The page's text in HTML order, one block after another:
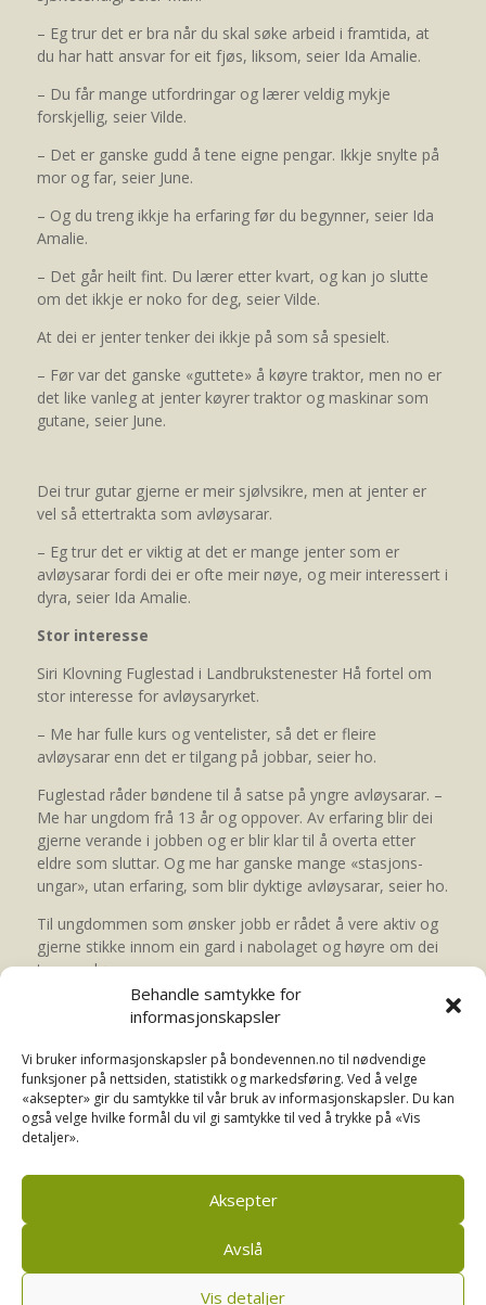
Behandle samtykke for
informasjonskapsler
Vi bruker informasjonskapsler på bondevennen.no til nødvendige
funksjoner på nettsiden, statistikk og markedsføring. Ved å velge
«aksepter» gir du samtykke til vår bruk av informasjonskapsler. Du kan
også velge hvilke formål du vil gi samtykke til ved å trykke på «Vis
detaljer».
Aksepter
Avslå
Vis detaljer
– Eg trur det er bra når du skal søke arbeid i framtida, at
du har hatt ansvar for eit fjøs, liksom, seier Ida Amalie.
– Du får mange utfordringar og lærer veldig mykje
forskjellig, seier Vilde.
– Det er ganske gudd å tene eigne pengar. Ikkje snylte på
mor og far, seier June.
– Og du treng ikkje ha erfaring før du begynner, seier Ida
Amalie.
– Det går heilt fint. Du lærer etter kvart, og kan jo slutte
om det ikkje er noko for deg, seier Vilde.
At dei er jenter tenker dei ikkje på som så spesielt.
– Før var det ganske «guttete» å køyre traktor, men no er
det like vanleg at jenter køyrer traktor og maskinar som
gutane, seier June.
Dei trur gutar gjerne er meir sjølvsikre, men at jenter er
vel så ettertrakta som avløysarar.
– Eg trur det er viktig at det er mange jenter som er
avløysarar fordi dei er ofte meir nøye, og meir interessert i
dyra, seier Ida Amalie.
Stor interesse
Siri Klovning Fuglestad i Landbrukstenester Hå fortel om
stor interesse for avløysaryrket.
– Me har fulle kurs og ventelister, så det er fleire
avløysarar enn det er tilgang på jobbar, seier ho.
Fuglestad råder bøndene til å satse på yngre avløysarar. –
Me har ungdom frå 13 år og oppover. Av erfaring blir dei
gjerne verande i jobben og er blir klar til å overta etter
eldre som sluttar. Og me har ganske mange «stasjons-
ungar», utan erfaring, som blir dyktige avløysarar, seier ho.
Til ungdommen som ønsker jobb er rådet å vere aktiv og
gjerne stikke innom ein gard i nabolaget og høyre om dei
treng avløysar.
– Det viser initiativ og pågangsmot, og at du verkeleg har
lyst til å jobbe på gard, seier Fuglestad.
Del på Facebook